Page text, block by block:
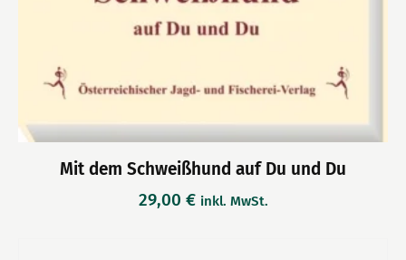
Mit dem Schweißhund auf Du und Du
29,00 € inkl. MwSt.